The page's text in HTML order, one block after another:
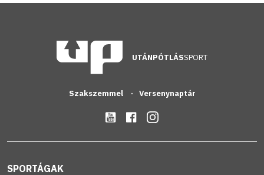
UTÁNPÓTLÁSSPORT
Szakszemmel Versenynaptár
SPORTÁGAK